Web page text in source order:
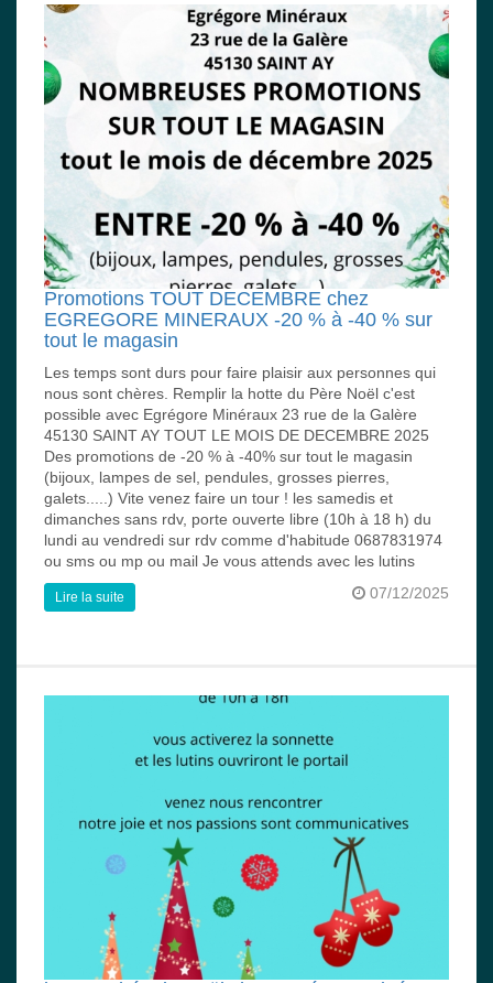
Promotions TOUT DECEMBRE chez
EGREGORE MINERAUX -20 % à -40 % sur
tout le magasin
Les temps sont durs pour faire plaisir aux personnes qui
nous sont chères. Remplir la hotte du Père Noël c'est
possible avec Egrégore Minéraux 23 rue de la Galère
45130 SAINT AY TOUT LE MOIS DE DECEMBRE 2025
Des promotions de -20 % à -40% sur tout le magasin
(bijoux, lampes de sel, pendules, grosses pierres,
galets.....) Vite venez faire un tour ! les samedis et
dimanches sans rdv, porte ouverte libre (10h à 18 h) du
lundi au vendredi sur rdv comme d'habitude 0687831974
ou sms ou mp ou mail Je vous attends avec les lutins
07/12/2025
Lire la suite